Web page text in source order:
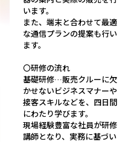
います。
また、端末と合わせて最適
な通信プランの提案も行い
ます。
〇研修の流れ
基礎研修…販売クルーに欠
かせないビジネスマナーや
接客スキルなどを、四日間
にわたり学びます。
現場経験豊富な社員が研修
講師となり、実務に基づい